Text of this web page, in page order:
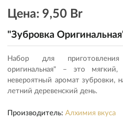
Цена: 9,50 Br
"Зубровка
Набор для
оригинальная" – это
невероятный аромат зубровки,
летний деревенский день.
Производитель: Алхимия вкуса